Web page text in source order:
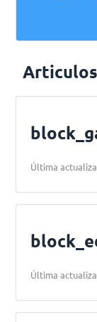
Articulos
Última
Última